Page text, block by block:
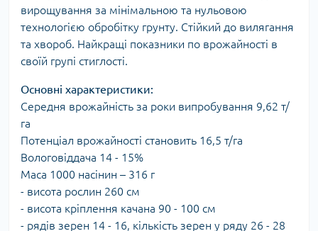
вирощування за мінімальною та нульовою
технологією обробітку грунту. Стійкий до вилягання
та хвороб. Найкращі показники по врожайності в
своїй групі стиглості.
Основні характеристики:
Середня врожайність за роки випробування 9,62 т/
га
Потенціал врожайності становить 16,5 т/га
Вологовіддача 14 - 15%
Маса 1000 насінин – 316 г
- висота рослин 260 см
- висота кріплення качана 90 - 100 см
- рядів зерен 14 - 16, кількість зерен у ряду 26 - 28